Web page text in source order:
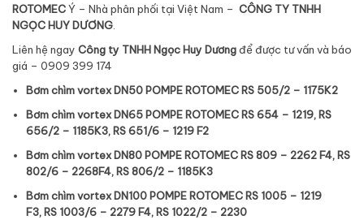
ROTOMECÝ – Nhà phân phối tại Việt Nam – CÔNG TY TNHH
NGỌC HUY DƯƠNG
Liên hệ ngay Công ty TNHH Ngọc Huy Dươngđể được tư vấn và báo
giá – 0909 399 174
Bơm chìm vortex DN50 POMPE ROTOMEC RS 505/2 – 1175K2
Bơm chìm vortex DN65 POMPE ROTOMEC RS 654 – 1219, RS
656/2 – 1185K3, RS 651/6 – 1219 F2
Bơm chìm vortex DN80 POMPE ROTOMEC RS 809 – 2262 F4, RS
802/6 – 2268F4, RS 806/2 – 1185K3
Bơm chìm vortex DN100 POMPE ROTOMEC RS 1005 – 1219
F3, RS 1003/6 – 2279 F4, RS 1022/2 – 2230